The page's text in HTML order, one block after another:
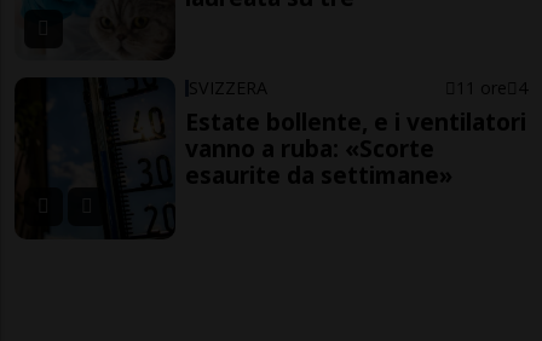
SVIZZERA 11 ore 4
Estate bollente, e i ventilatori
vanno a ruba: «Scorte
esaurite da settimane»